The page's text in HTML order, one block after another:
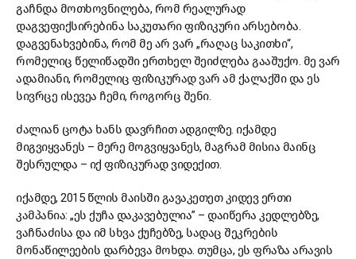
გაჩნდა მოთხოვნილება, რომ რეალურად
დაგვეფიქსირებინა საკუთარი ფიზიკური არსებობა.
დაგვენახვებინა, რომ მე არ ვარ „რაღაც საკითხი“,
რომელიც წელიწადში ერთხელ შეიძლება გააშუქო. მე ვარ
ადამიანი, რომელიც ფიზიკურად ვარ ამ ქალაქში და ეს
სივრცე ისევეა ჩემი, როგორც შენი.
ძალიან ცოტა ხანს დავრჩით ადგილზე. იქამდე
მიგვიყვანეს – მერე მოგვიყვანეს, მაგრამ მისია მაინც
შესრულდა – იქ ფიზიკურად ვიდექით.
იქამდე, 2015 წლის მაისში გავაკეთეთ კიდევ ერთი
კამპანია: „ეს ქუჩა დაკავებულია” – დაიწერა კედლებზე,
ვაჩნაძისა და იმ სხვა ქუჩებზე, სადაც შეკრების
მონაწილეების დარბევა მოხდა. თუმცა, ეს ფრაზა არავის